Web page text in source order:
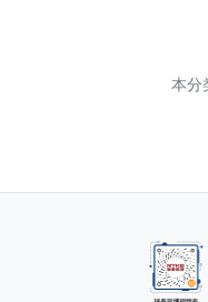
本分